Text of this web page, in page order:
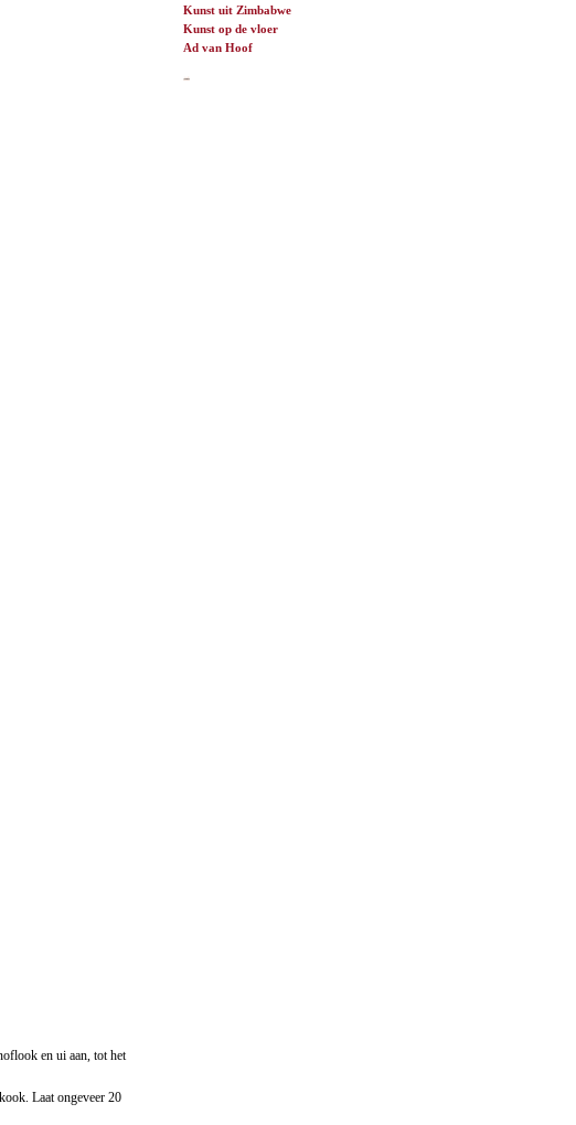
en ui aan, tot het
Laat ongeveer 20
Kunst uit Zimbabwe
Kunst op de vloer
Ad van Hoof